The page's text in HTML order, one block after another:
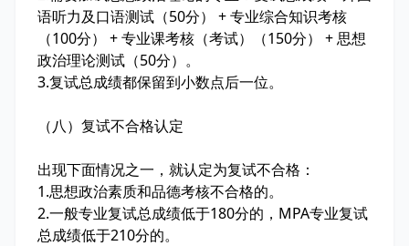
语听力及口语测试（50分） + 专业综合知识考核
（100分） + 专业课考核（考试）（150分） + 思想
政治理论测试（50分）。
3.复试总成绩都保留到小数点后一位。
（八）复试不合格认定
出现下面情况之一，就认定为复试不合格：
1.思想政治素质和品德考核不合格的。
2.一般专业复试总成绩低于180分的，MPA专业复试
总成绩低于210分的。